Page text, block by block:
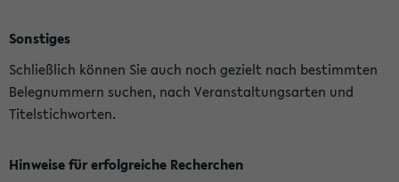
Sonstiges
Schließlich können Sie auch noch gezielt nach bestimmten
Belegnummern suchen, nach Veranstaltungsarten und
Titelstichworten.
Hinweise für erfolgreiche Recherchen